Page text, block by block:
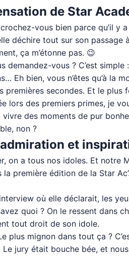
de Star
vous bien parce qu’il y
déchire tout sur son
ça m’étonne pas. 😉
demandez-vous ? C’est
Eh bien, vous n’êtes qu’à la
premières secondes. Et le plus
lors des premiers primes, je
des moments de pur
non ?
et
on a tous nos idoles. Et notre
première édition de la Star
où elle déclarait, les
quoi ? On le ressent dans
tout droit de son idole.
plus mignon dans tout ça ?
jury était bouche bée, et